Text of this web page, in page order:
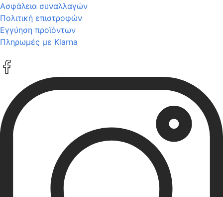
Ασφάλεια συναλλαγών
Πολιτική επιστροφών
Εγγύηση προϊόντων
Πληρωμές με Klarna